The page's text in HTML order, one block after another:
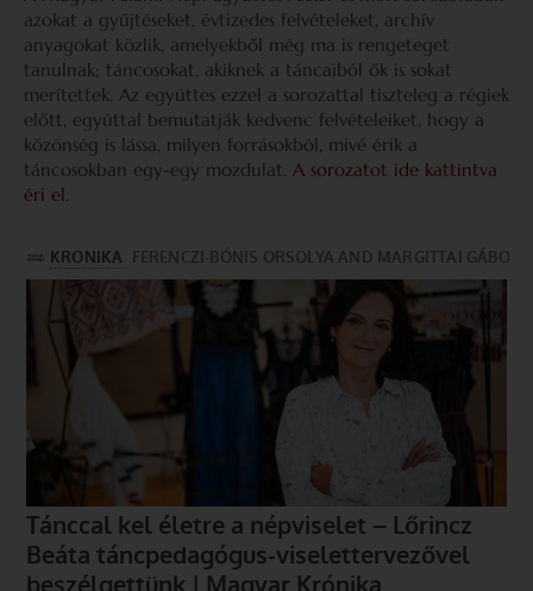
azokat a gyűjtéseket, évtizedes felvételeket, archív
anyagokat közlik, amelyekből még ma is rengeteget
tanulnak; táncosokat, akiknek a táncaiból ők is sokat
merítettek. Az együttes ezzel a sorozattal tiszteleg a régiek
előtt, egyúttal bemutatják kedvenc felvételeiket, hogy a
közönség is lássa, milyen forrásokból, mivé érik a
táncosokban egy-egy mozdulat. A sorozatot ide kattintva
éri el.